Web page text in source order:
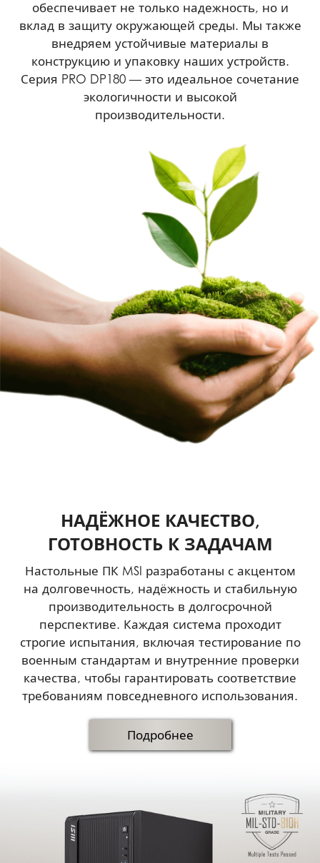
обеспечивает не только надежность, но и
вклад в защиту окружающей среды. Мы также
внедряем устойчивые материалы в
конструкцию и упаковку наших устройств.
Серия PRO DP180 — это идеальное сочетание
экологичности и высокой
производительности.
НАДЁЖНОЕ КАЧЕСТВО,
ГОТОВНОСТЬ К ЗАДАЧАМ
Настольные ПК MSI разработаны с акцентом
на долговечность, надёжность и стабильную
производительность в долгосрочной
перспективе. Каждая система проходит
строгие испытания, включая тестирование по
военным стандартам и внутренние проверки
качества, чтобы гарантировать соответствие
требованиям повседневного использования.
Подробнее